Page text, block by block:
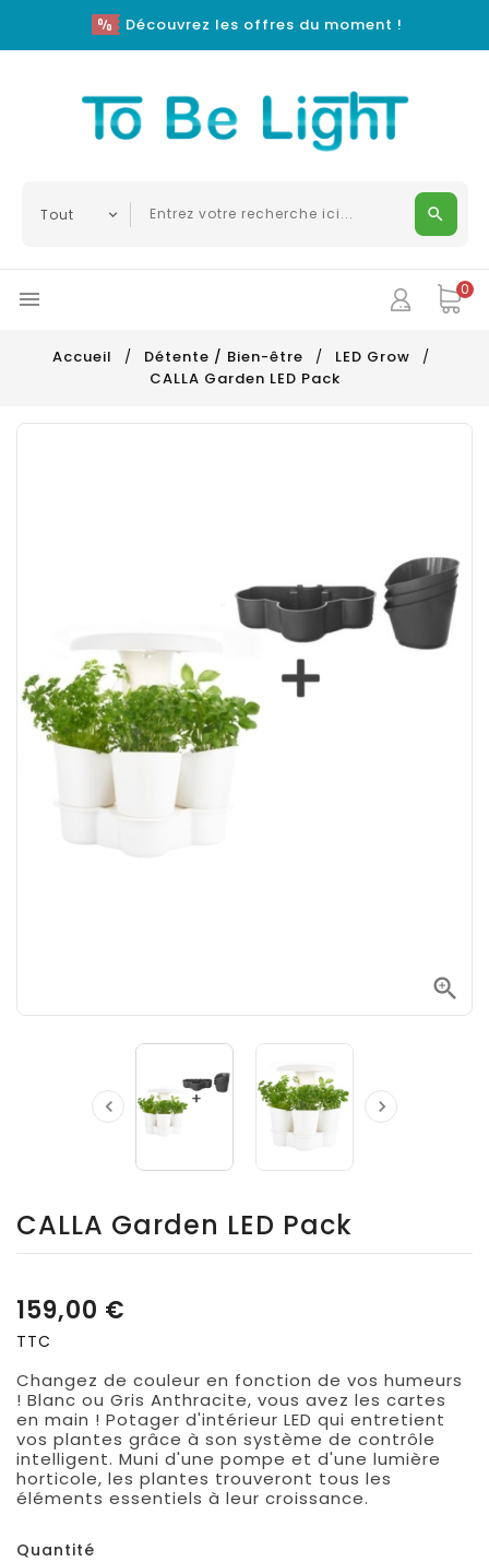
Découvrez les offres du moment !
 0
Accueil Détente / Bien-être
LED Grow
CALLA Garden LED Pack

 
CALLA Garden LED Pack
159,00 €
TTC
Changez de couleur en fonction de vos humeurs
! Blanc ou Gris Anthracite, vous avez les cartes
en main ! Potager d'intérieur LED qui entretient
vos plantes grâce à son système de contrôle
intelligent. Muni d'une pompe et d'une lumière
horticole, les plantes trouveront tous les
éléments essentiels à leur croissance.
Quantité